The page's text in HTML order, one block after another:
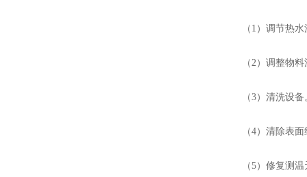
（1）调节热水
（2）调整物料
（3）清洗设备
（4）清除表面
（5）修复测温